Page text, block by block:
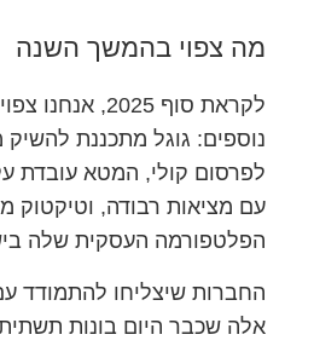
מה צפוי בהמשך השנה
לקראת סוף 2025,
נוספים: גוגל מתכננת
לפרסום קולי, המטא עובדת
עם מציאות רבודה, וטיקטוק
הפלטפורמה העסקית שלה
החברות שיצליחו להתמודד
אלה שכבר היום בונות